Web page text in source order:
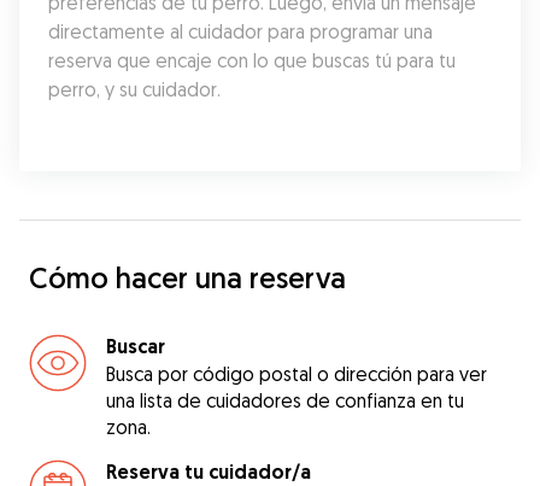
directamente al cuidador para programar una
reserva que encaje con lo que buscas tú para tu
perro, y su cuidador.
Cómo hacer una reserva
Buscar
Busca por código postal o dirección para ver
una lista de cuidadores de confianza en tu
zona.
Reserva tu cuidador/a